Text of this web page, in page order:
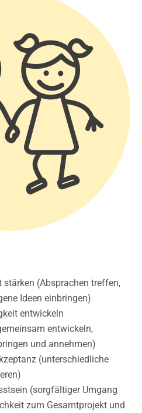
(Absprachen treffen,
Ideen einbringen)
entwickeln
entwickeln,
und annehmen)
(unterschiedliche
(sorgfältiger Umgang
zum Gesamtprojekt und